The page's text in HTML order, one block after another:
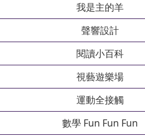
我是主的羊
聲響設計
閱讀小百科
視藝遊樂場
運動全接觸
數學 Fun Fun Fun